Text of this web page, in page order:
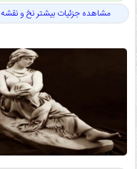
مشاهده جزئیات بیشتر نخ و نقشه